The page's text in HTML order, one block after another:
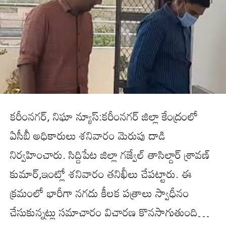
కరీంనగర్, నిఘా న్యూస్:కరీంనగర్ జిల్లా కేంద్రంలో
ఏసీబీ అధికారులు శనివారం మెరుపు దాడి
నిర్వహించారు. సిద్దిపేట జిల్లా గజ్వేల్ తాసిల్దార్ శ్రావణ్
కుమార్,ఇంట్లో శనివారం తనిఖీలు చేపట్టారు. ఈ
క్రమంలో భారీగా నగదు కీలక పత్రాలు స్వాధీనం
చేసుకున్నట్లు సమాచారం విచారణ కొనసాగుతుంది…